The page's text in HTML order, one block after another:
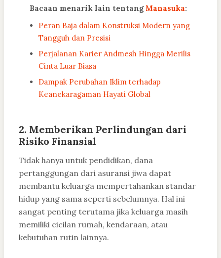
Bacaan menarik lain tentang Manasuka:
Peran Baja dalam Konstruksi Modern yang
Tangguh dan Presisi
Perjalanan Karier Andmesh Hingga Merilis
Cinta Luar Biasa
Dampak Perubahan Iklim terhadap
Keanekaragaman Hayati Global
2. Memberikan Perlindungan dari
Risiko Finansial
Tidak hanya untuk pendidikan, dana
pertanggungan dari asuransi jiwa dapat
membantu keluarga mempertahankan standar
hidup yang sama seperti sebelumnya. Hal ini
sangat penting terutama jika keluarga masih
memiliki cicilan rumah, kendaraan, atau
kebutuhan rutin lainnya.